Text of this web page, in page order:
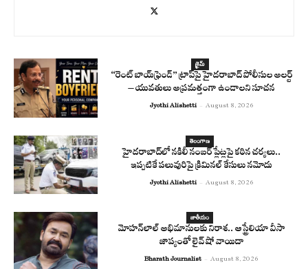
క్రైమ్
“రెంట్ బాయ్‌ఫ్రెండ్” ట్రాప్‌పై హైదరాబాద్ పోలీసుల అలర్ట్
– యువతులు అప్రమత్తంగా ఉండాలని సూచన
Jyothi Alishetti - August 8, 2026
తెలంగాణ
హైదరాబాద్‌లో నకిలీ నంబర్ ప్లేట్లపై కఠిన చర్యలు..
ఇప్పటికే పలువురిపై క్రిమినల్ కేసులు నమోదు
Jyothi Alishetti - August 8, 2026
జాతీయం
మోహన్‌లాల్ అభిమానులకు నిరాశ.. ఆస్ట్రేలియా వీసా
జాప్యంతో లైవ్ షో వాయిదా
Bharath Journalist - August 8, 2026